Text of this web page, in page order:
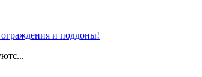
и поддоны!